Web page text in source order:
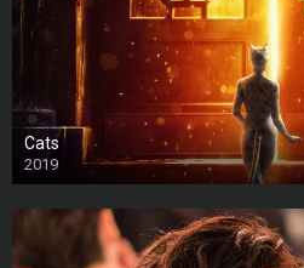
Cats
2019